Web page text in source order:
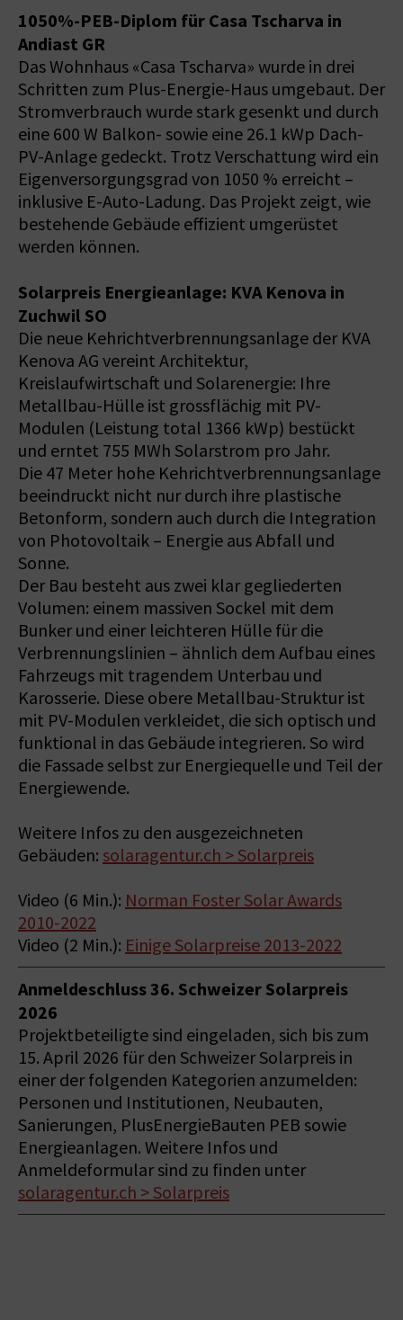
1050%-PEB-Diplom für Casa Tscharva in
Andiast GR
Das Wohnhaus «Casa Tscharva» wurde in drei
Schritten zum Plus-Energie-Haus umgebaut. Der
Stromverbrauch wurde stark gesenkt und durch
eine 600 W Balkon- sowie eine 26.1 kWp Dach-
PV-Anlage gedeckt. Trotz Verschattung wird ein
Eigenversorgungsgrad von 1050 % erreicht –
inklusive E-Auto-Ladung. Das Projekt zeigt, wie
bestehende Gebäude effizient umgerüstet
werden können.
Solarpreis Energieanlage: KVA Kenova in
Zuchwil SO
Die neue Kehrichtverbrennungsanlage der KVA
Kenova AG vereint Architektur,
Kreislaufwirtschaft und Solarenergie: Ihre
Metallbau-Hülle ist grossflächig mit PV-
Modulen (Leistung total 1366 kWp) bestückt
und erntet 755 MWh Solarstrom pro Jahr.
Die 47 Meter hohe Kehrichtverbrennungsanlage
beeindruckt nicht nur durch ihre plastische
Betonform, sondern auch durch die Integration
von Photovoltaik – Energie aus Abfall und
Sonne.
Der Bau besteht aus zwei klar gegliederten
Volumen: einem massiven Sockel mit dem
Bunker und einer leichteren Hülle für die
Verbrennungslinien – ähnlich dem Aufbau eines
Fahrzeugs mit tragendem Unterbau und
Karosserie. Diese obere Metallbau-Struktur ist
mit PV-Modulen verkleidet, die sich optisch und
funktional in das Gebäude integrieren. So wird
die Fassade selbst zur Energiequelle und Teil der
Energiewende.
Weitere Infos zu den ausgezeichneten
Gebäuden: solaragentur.ch > Solarpreis
Video (6 Min.): Norman Foster Solar Awards
2010-2022
Video (2 Min.): Einige Solarpreise 2013-2022
Anmeldeschluss 36. Schweizer Solarpreis
2026
Projektbeteiligte sind eingeladen, sich bis zum
15. April 2026 für den Schweizer Solarpreis in
einer der folgenden Kategorien anzumelden:
Personen und Institutionen, Neubauten,
Sanierungen, PlusEnergieBauten PEB sowie
Energieanlagen. Weitere Infos und
Anmeldeformular sind zu finden unter
solaragentur.ch > Solarpreis